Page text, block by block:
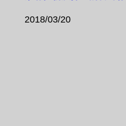
2018/03/20